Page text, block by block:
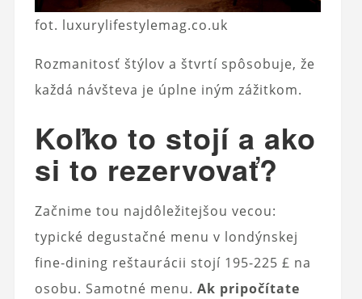
fot. luxurylifestylemag.co.uk
Rozmanitosť štýlov a štvrtí spôsobuje, že
každá návšteva je úplne iným zážitkom.
Koľko to stojí a ako
si to rezervovať?
Začnime tou najdôležitejšou vecou:
typické degustačné menu v londýnskej
fine‑dining reštaurácii stojí 195-225 £ na
osobu. Samotné menu. Ak pripočítate